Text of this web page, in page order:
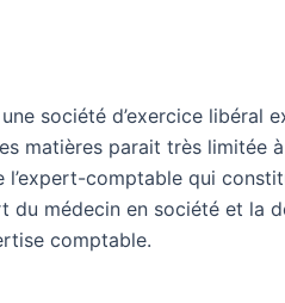
société d’exercice libéral
matières parait très
l’expert-comptable qui
médecin en société et la
comptable.